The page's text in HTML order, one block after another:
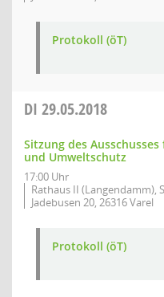
Protokoll (öT)
DI 29.05.2018
Sitzung des
und Umweltschutz
17:00 Uhr
Rathaus II (Langendamm),
Jadebusen 20, 26316 Varel
Protokoll (öT)